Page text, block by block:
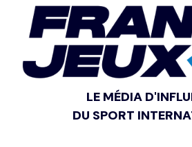
LE MÉDIA
DU SPORT